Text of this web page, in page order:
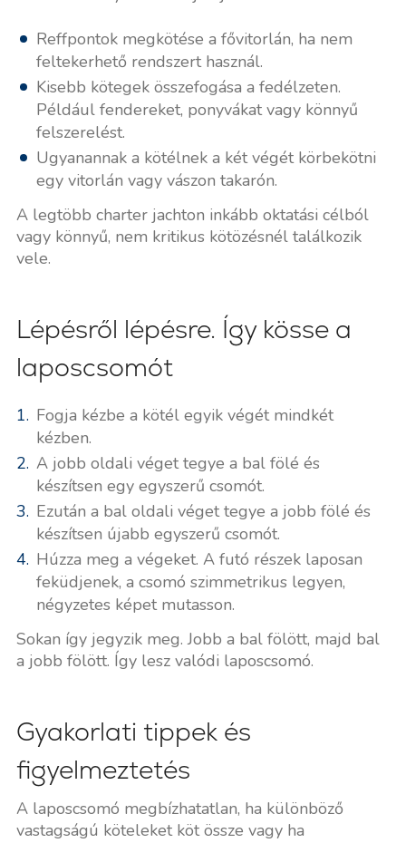
Reffpontok megkötése a fővitorlán, ha nem
feltekerhető rendszert használ.
Kisebb kötegek összefogása a fedélzeten.
Például fendereket, ponyvákat vagy könnyű
felszerelést.
Ugyanannak a kötélnek a két végét körbekötni
egy vitorlán vagy vászon takarón.
A legtöbb charter jachton inkább oktatási célból
vagy könnyű, nem kritikus kötözésnél találkozik
vele.
Lépésről lépésre. Így kösse a
laposcsomót
Fogja kézbe a kötél egyik végét mindkét
kézben.
A jobb oldali véget tegye a bal fölé és
készítsen egy egyszerű csomót.
Ezután a bal oldali véget tegye a jobb fölé és
készítsen újabb egyszerű csomót.
Húzza meg a végeket. A futó részek laposan
feküdjenek, a csomó szimmetrikus legyen,
négyzetes képet mutasson.
Sokan így jegyzik meg. Jobb a bal fölött, majd bal
a jobb fölött. Így lesz valódi laposcsomó.
Gyakorlati tippek és
figyelmeztetés
A laposcsomó megbízhatatlan, ha különböző
vastagságú köteleket köt össze vagy ha